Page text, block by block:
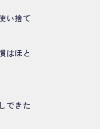
い捨て
はほと
できた